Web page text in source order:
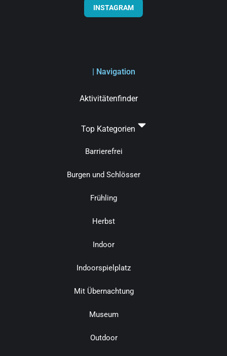
INSTAGRAM
| Navigation
Aktivitätenfinder
Top Kategorien
Barrierefrei
Burgen und Schlösser
Frühling
Herbst
Indoor
Indoorspielplatz
Mit Übernachtung
Museum
Outdoor